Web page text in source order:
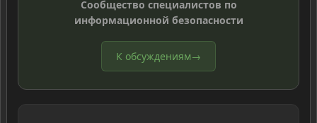
Сообщество специалистов по
информационной безопасности
К обсуждениям→